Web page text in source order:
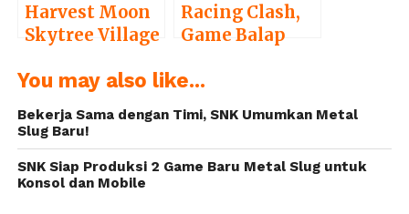
Harvest Moon
Skytree Village
Nintendo 3DS
Racing Clash,
Game Balap
untuk Mobile
Pra-registrasi
You may also like...
Bekerja Sama dengan Timi, SNK Umumkan Metal
Slug Baru!
SNK Siap Produksi 2 Game Baru Metal Slug untuk
Konsol dan Mobile